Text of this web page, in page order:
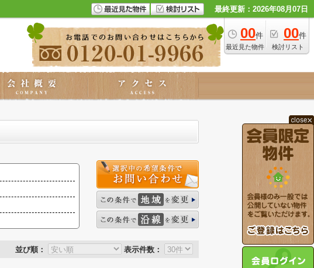
最終更新：2026年08月07日
00件
最近見た物件
00件
検討リスト
並び順： 表示件数：